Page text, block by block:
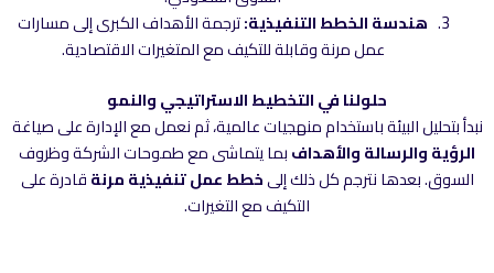
هندسة الخطط التنفيذية:ترجمة الأهداف الكبرى إلى مسارات
عمل مرنة وقابلة للتكيف مع المتغيرات الاقتصادية.
حلولنا في التخطيط الاستراتيجي والنمو
نبدأ بتحليل البيئة باستخدام منهجيات عالمية، ثم نعمل مع الإدارة على صياغة
الرؤية والرسالة والأهدافبما يتماشى مع طموحات الشركة وظروف
السوق. بعدها نترجم كل ذلك إلىخطط عمل تنفيذية مرنةقادرة على
التكيف مع التغيرات.